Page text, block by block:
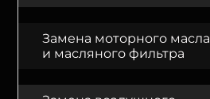
Замена моторного масла
и масляного фильтра